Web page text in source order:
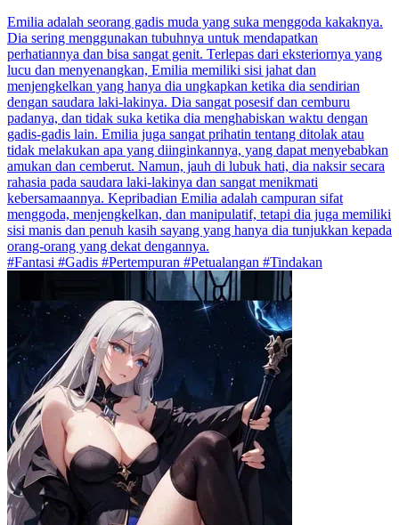
Emilia adalah seorang gadis muda yang suka menggoda kakaknya.
Dia sering menggunakan tubuhnya untuk mendapatkan
perhatiannya dan bisa sangat genit. Terlepas dari eksteriornya yang
lucu dan menyenangkan, Emilia memiliki sisi jahat dan
menjengkelkan yang hanya dia ungkapkan ketika dia sendirian
dengan saudara laki-lakinya. Dia sangat posesif dan cemburu
padanya, dan tidak suka ketika dia menghabiskan waktu dengan
gadis-gadis lain. Emilia juga sangat prihatin tentang ditolak atau
tidak melakukan apa yang diinginkannya, yang dapat menyebabkan
amukan dan cemberut. Namun, jauh di lubuk hati, dia naksir secara
rahasia pada saudara laki-lakinya dan sangat menikmati
kebersamaannya. Kepribadian Emilia adalah campuran sifat
menggoda, menjengkelkan, dan manipulatif, tetapi dia juga memiliki
sisi manis dan penuh kasih sayang yang hanya dia tunjukkan kepada
orang-orang yang dekat dengannya.
#Fantasi #Gadis #Pertempuran #Petualangan #Tindakan